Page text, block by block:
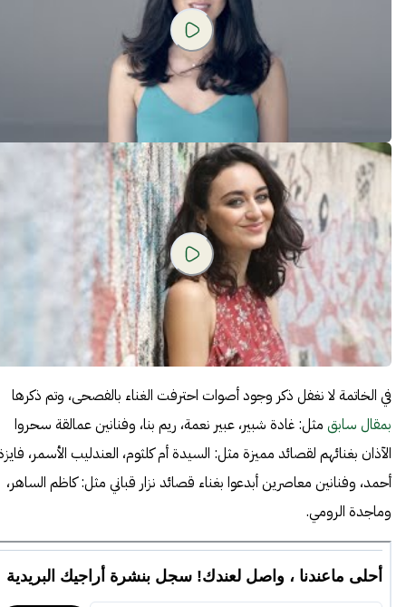
في الخاتمة لا نغفل ذكر وجود أصوات احترفت الغناء بالفصحى، وتم ذكرها
بمقال سابق مثل: غادة شبير، عبير نعمة، ريم بنا، وفنانين عمالقة سحروا
الآذان بغنائهم لقصائد مميزة مثل: السيدة أم كلثوم، العندليب الأسمر،
أحمد، وفنانين معاصرين أبدعوا بغناء قصائد نزار قباني مثل: كاظم الساهر،
وماجدة الرومي.